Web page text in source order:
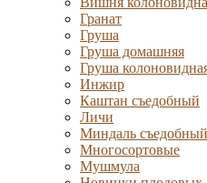
Гранат
Груша
Груша домашняя
Груша
Инжир
Каштан съедобный
Личи
Миндаль съедобный
Многосортовые
Мушмула